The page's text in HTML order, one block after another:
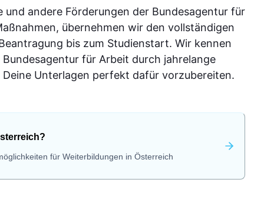
und andere Förderungen der Bundesagentur für
übernehmen wir den vollständigen
bis zum Studienstart. Wir kennen
für Arbeit durch jahrelange
Unterlagen perfekt dafür vorzubereiten.
für Weiterbildungen in Österreich